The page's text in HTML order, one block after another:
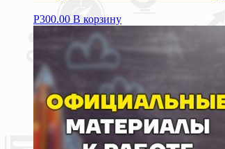
Р300.00 В корзину